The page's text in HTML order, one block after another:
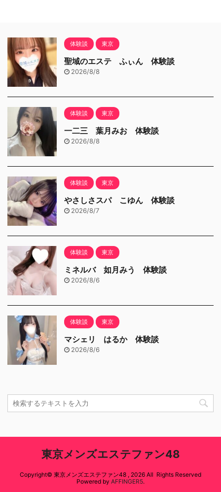
体験談 東京
聖域のエステ ふぃん 体験談
2026/8/8
体験談 東京
一二三 葉月みお 体験談
2026/8/8
体験談 東京
やさしさスパ こゆん 体験談
2026/8/7
体験談 東京
ミネルバ 如月みう 体験談
2026/8/6
体験談 東京
マシェリ はるか 体験談
2026/8/6
東京メンズエステファン48
Copyright© 東京メンズエステファン48 , 2026 All Rights Reserved
Powered by AFFINGER5.